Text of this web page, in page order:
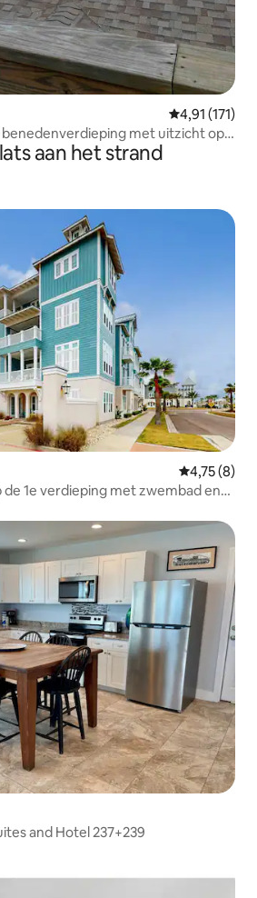
Gemiddelde
4,91 (171)
benedenverdieping met uitzicht op
aan het strand
4,75 (8)
1e verdieping met zwembad en
and Hotel 237+239